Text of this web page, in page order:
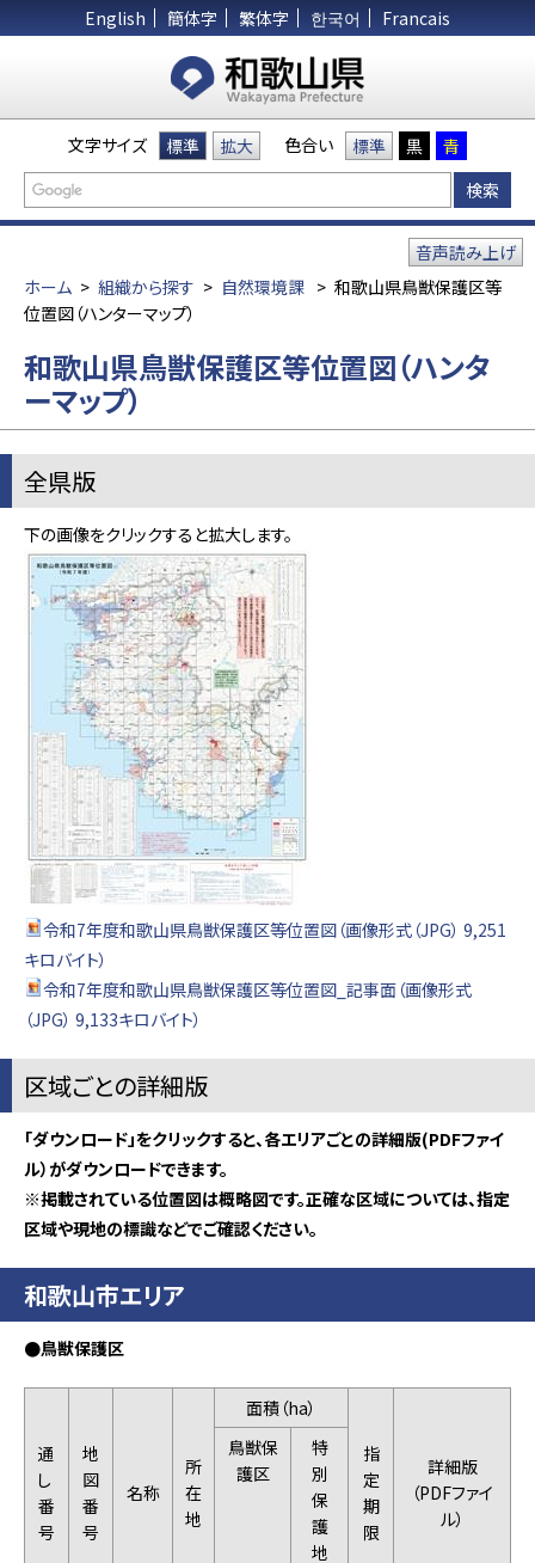
English 簡体字 繁体字 한국어 Francais
文字サイズ 標準 拡大 色合い 標準 黒 青
ホーム > 組織から探す > 自然環境課 > 和歌山県鳥獣保護区等
位置図（ハンターマップ）
音声読み上げ
和歌山県鳥獣保護区等位置図（ハンタ
ーマップ）
全県版
下の画像をクリックすると拡大します。
令和7年度和歌山県鳥獣保護区等位置図（画像形式（JPG） 9,251
キロバイト）
令和7年度和歌山県鳥獣保護区等位置図_記事面（画像形式
（JPG） 9,133キロバイト）
区域ごとの詳細版
「ダウンロード」をクリックすると、各エリアごとの詳細版(PDFファイ
ル）がダウンロードできます。
※掲載されている位置図は概略図です。正確な区域については、指定
区域や現地の標識などでご確認ください。
和歌山市エリア
●鳥獣保護区
通
し
番
号
地
図
番
号
名称
所
在
地
面積（ha）
指
定
期
限
詳細版
（PDFファイ
ル）
鳥獣保
護区
特
別
保
護
地